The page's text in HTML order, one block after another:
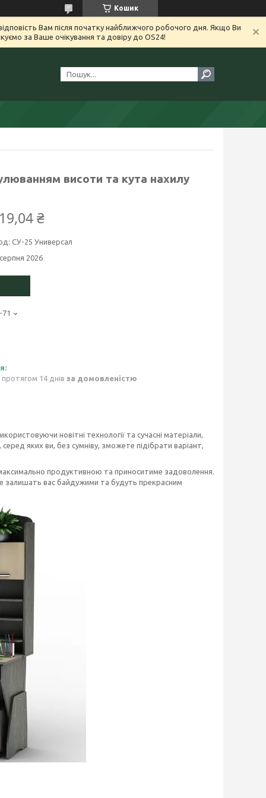
Кошик
Вам після початку найближчого робочого дня. Якщо Ви
за Ваше очікування та довіру до OS24!
висоти та кута нахилу
₴
СУ-25 Универсал
2026
14 днів за домовленістю
новітні технології та сучасні матеріали,
яких ви, без сумніву, зможете підібрати варіант,
продуктивною та приноситиме задоволення.
залишать вас байдужими та будуть прекрасним